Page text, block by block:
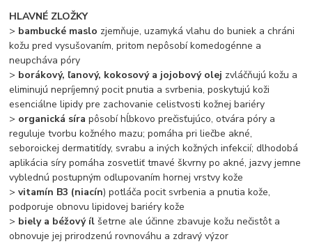
HLAVNÉ ZLOŽKY
> bambucké maslo zjemňuje, uzamyká vlahu do buniek a chráni
kožu pred vysušovaním, pritom nepôsobí komedogénne a
neupcháva póry
> borákový, ľanový, kokosový a jojobový olej zvláčňujú kožu a
eliminujú nepríjemný pocit pnutia a svrbenia, poskytujú koži
esenciálne lipidy pre zachovanie celistvosti kožnej bariéry
> organická síra pôsobí hĺbkovo prečisťujúco, otvára póry a
reguluje tvorbu kožného mazu; pomáha pri liečbe akné,
seboroickej dermatitídy, svrabu a iných kožných infekcií; dlhodobá
aplikácia síry pomáha zosvetliť tmavé škvrny po akné, jazvy jemne
vyblednú postupným odlupovaním hornej vrstvy kože
>vitamín B3 (niacín) potláča pocit svrbenia a pnutia kože,
podporuje obnovu lipidovej bariéry kože
> biely a béžový íl šetrne ale účinne zbavuje kožu nečistôt a
obnovuje jej prirodzenú rovnováhu a zdravý výzor